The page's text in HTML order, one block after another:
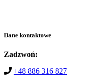
Dane kontaktowe
Zadzwoń:
+48 886 316 827